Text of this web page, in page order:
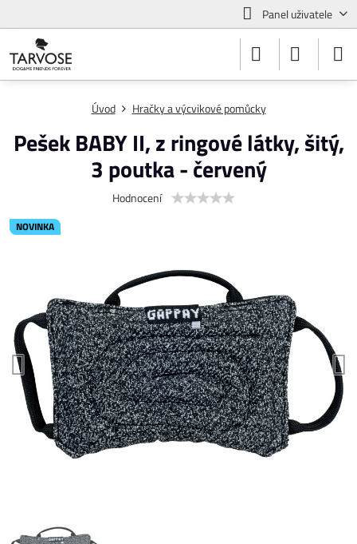
Panel uživatele
NOVINKA
Úvod Hračky a výcvikové pomůcky
Pešek BABY II, z ringové látky, šitý,
3 poutka - červený
Hodnocení